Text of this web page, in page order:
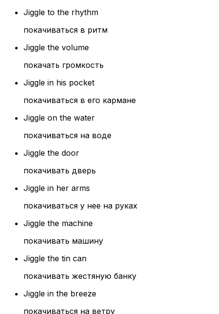
Jiggle to the rhythm
покачиваться в ритм
Jiggle the volume
покачать громкость
Jiggle in his pocket
покачиваться в его кармане
Jiggle on the water
покачиваться на воде
Jiggle the door
покачивать дверь
Jiggle in her arms
покачиваться у нее на руках
Jiggle the machine
покачивать машину
Jiggle the tin can
покачивать жестяную банку
Jiggle in the breeze
покачиваться на ветру